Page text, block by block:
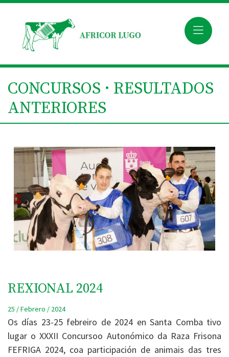
CONCURSOS · RESULTADOS
ANTERIORES
REXIONAL 2024
25 / Febrero / 2024
Os días 23-25 febreiro de 2024 en Santa Comba tivo
lugar o XXXII Concursoo Autonómico da Raza Frisona
FEFRIGA 2024, coa participación de animais das tres